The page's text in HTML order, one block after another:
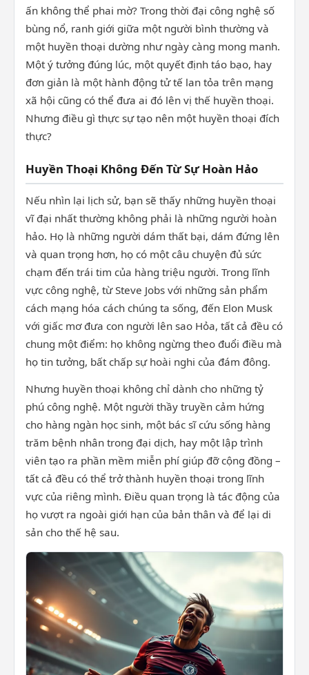
ấn không thể phai mờ? Trong thời đại công nghệ số
bùng nổ, ranh giới giữa một người bình thường và
một huyền thoại dường như ngày càng mong manh.
Một ý tưởng đúng lúc, một quyết định táo bạo, hay
đơn giản là một hành động tử tế lan tỏa trên mạng
xã hội cũng có thể đưa ai đó lên vị thế huyền thoại.
Nhưng điều gì thực sự tạo nên một huyền thoại đích
thực?
Huyền Thoại Không Đến Từ Sự Hoàn Hảo
Nếu nhìn lại lịch sử, bạn sẽ thấy những huyền thoại
vĩ đại nhất thường không phải là những người hoàn
hảo. Họ là những người dám thất bại, dám đứng lên
và quan trọng hơn, họ có một câu chuyện đủ sức
chạm đến trái tim của hàng triệu người. Trong lĩnh
vực công nghệ, từ Steve Jobs với những sản phẩm
cách mạng hóa cách chúng ta sống, đến Elon Musk
với giấc mơ đưa con người lên sao Hỏa, tất cả đều có
chung một điểm: họ không ngừng theo đuổi điều mà
họ tin tưởng, bất chấp sự hoài nghi của đám đông.
Nhưng huyền thoại không chỉ dành cho những tỷ
phú công nghệ. Một người thầy truyền cảm hứng
cho hàng ngàn học sinh, một bác sĩ cứu sống hàng
trăm bệnh nhân trong đại dịch, hay một lập trình
viên tạo ra phần mềm miễn phí giúp đỡ cộng đồng –
tất cả đều có thể trở thành huyền thoại trong lĩnh
vực của riêng mình. Điều quan trọng là tác động của
họ vượt ra ngoài giới hạn của bản thân và để lại di
sản cho thế hệ sau.